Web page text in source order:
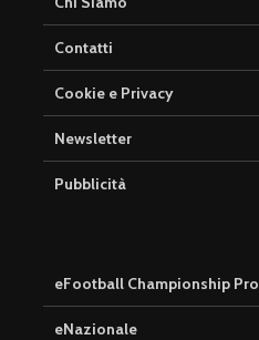
Contatti
Cookie e Privacy
Newsletter
Pubblicità
eFootball Championship Pro
eNazionale